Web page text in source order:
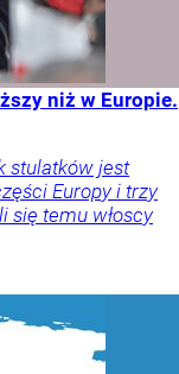
niż w Europie.
stulatków jest
Europy i trzy
się temu włoscy